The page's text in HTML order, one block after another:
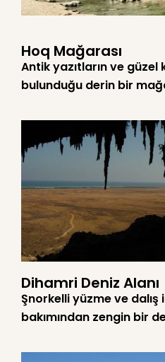
Hoq Mağarası
Antik yazıtların ve güzel
bulunduğu derin bir
Dihamri Deniz Alanı
Şnorkelli yüzme ve
bakımından zengin bir